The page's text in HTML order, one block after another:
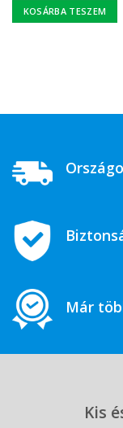
KOSÁRBA TESZEM
Már
Kis